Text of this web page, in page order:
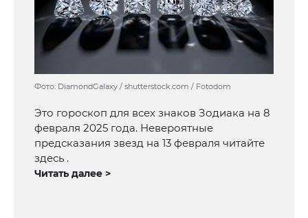
Фото: DiamondGalaxy / shutterstock.com / Fotodom
Это гороскоп для всех знаков Зодиака на 8
февраля 2025 года. Невероятные
предсказания звезд на 13 февраля читайте
здесь .
Читать далее >